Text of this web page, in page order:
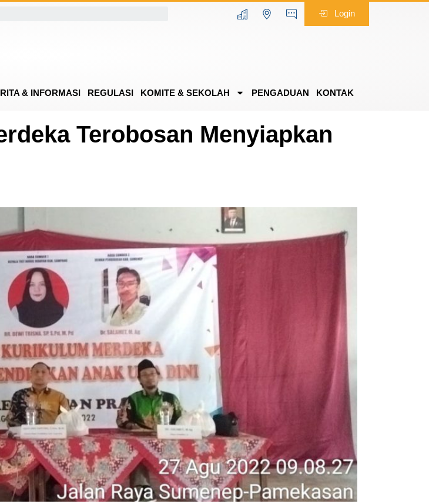
Login
& INFORMASI REGULASI KOMITE & SEKOLAH PENGADUAN KONTAK
Terobosan Menyiapkan